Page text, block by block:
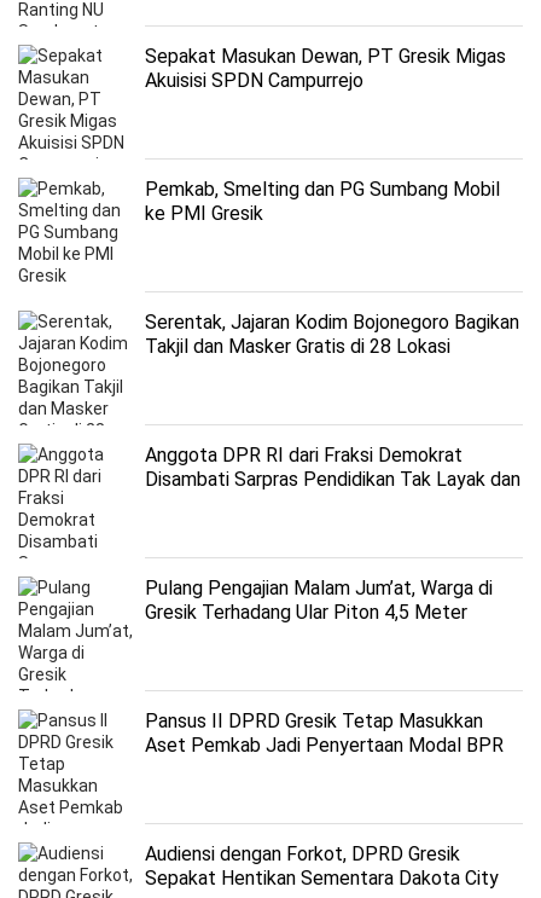
Sepakat Masukan Dewan, PT Gresik Migas
Akuisisi SPDN Campurrejo
Pemkab, Smelting dan PG Sumbang Mobil
ke PMI Gresik
Serentak, Jajaran Kodim Bojonegoro Bagikan
Takjil dan Masker Gratis di 28 Lokasi
Anggota DPR RI dari Fraksi Demokrat
Disambati Sarpras Pendidikan Tak Layak dan
Pulang Pengajian Malam Jum’at, Warga di
Gresik Terhadang Ular Piton 4,5 Meter
Pansus II DPRD Gresik Tetap Masukkan
Aset Pemkab Jadi Penyertaan Modal BPR
Audiensi dengan Forkot, DPRD Gresik
Sepakat Hentikan Sementara Dakota City